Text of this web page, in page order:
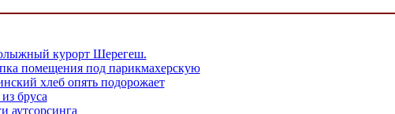
курорт Шерегеш.
помещения под парикмахерскую
хлеб опять подорожает
бруса
аутсорсинга